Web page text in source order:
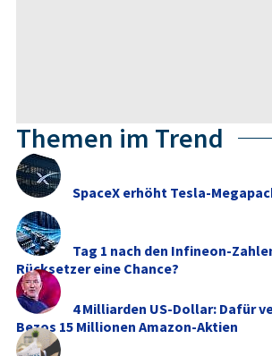
Themen im Trend
SpaceX erhöht Tesla-
Tag 1 nach den Infineon-
Rücksetzer eine Chance?
4 Milliarden US-Dollar: Dafür
Bezos 15 Millionen Amazon-Aktien